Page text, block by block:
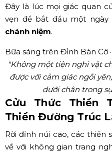
Đây là lúc mọi giác quan
vẹn để bắt đầu một ngày
chánh niệm.
Bữa sáng trên Đỉnh Bàn Cờ
"Không một tiện nghi vật
được với cảm giác ngồi
dưới chân trong
Cửu Thức Thiền
Thiền Đường Trúc
Rời đỉnh núi cao, các thiền
về với không gian trang